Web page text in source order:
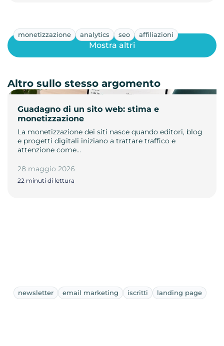
monetizzazione analytics seo affiliazioni
Guadagno di un sito web: stima e
monetizzazione
La monetizzazione dei siti nasce quando editori, blog
e progetti digitali iniziano a trattare traffico e
attenzione come…
28 maggio 2026
22 minuti di lettura
Mostra altri
Altro sullo stesso argomento
newsletter email marketing iscritti landing page